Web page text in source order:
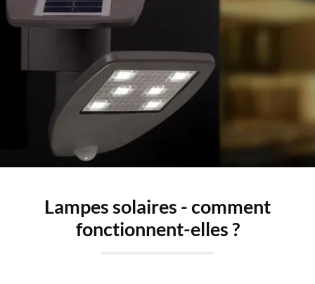
Lampes solaires - comment
fonctionnent-elles ?